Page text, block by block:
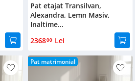
Pat etajat Transilvan,
Alexandra, Lemn Masiv,
Inaltime...
236800 Lei
Pat matrimonial